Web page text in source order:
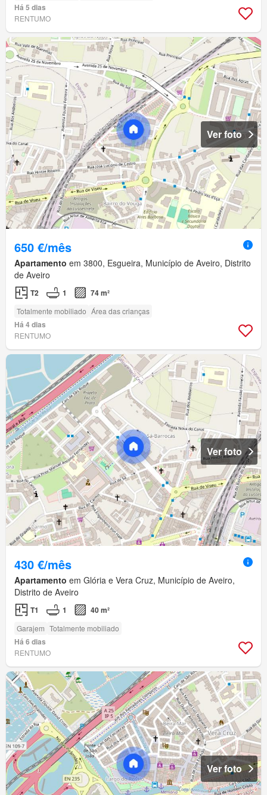
Há 5 dias
RENTUMO
Ver foto
650 €/mês
Apartamento em 3800, Esgueira, Município de Aveiro, Distrito
de Aveiro
T2 1 74 m²
Totalmente mobiliado Área das crianças
Há 4 dias
RENTUMO
Ver foto
430 €/mês
Apartamento em Glória e Vera Cruz, Município de Aveiro,
Distrito de Aveiro
T1 1 40 m²
Garajem Totalmente mobiliado
Há 6 dias
RENTUMO
Ver foto